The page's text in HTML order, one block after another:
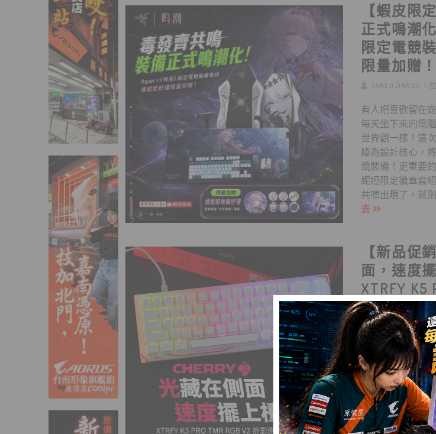
【蝦皮限
正式鳴潮
限定電競
限量加贈！
有人把喜歡留在
每天坐下來的電
世界觀一樣！這
婭為設計核心，
競裝備！更重要
妮婭限定徽章套
共鳴出現了，就
去
【新品促
面，速度
XTRFY K5
影側刻磁
$500！
SHO 2026/
CHERRY 鍵盤同
乾淨，燈一亮才
K5 PRO TMR
版本，將字元安
RGB 燈效，不